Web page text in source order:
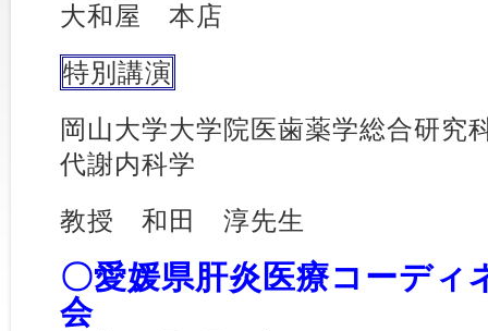
大和屋 本店
特別講演
岡山大学大学院医歯薬学総合研
代謝内科学
教授 和田 淳先生
〇愛媛県肝炎医療コーディ
会